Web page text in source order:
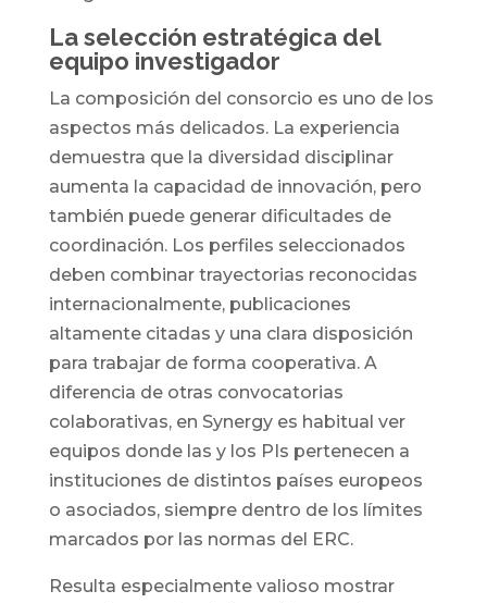
La selección estratégica del
equipo investigador
La composición del consorcio es uno de los
aspectos más delicados. La experiencia
demuestra que la diversidad disciplinar
aumenta la capacidad de innovación, pero
también puede generar dificultades de
coordinación. Los perfiles seleccionados
deben combinar trayectorias reconocidas
internacionalmente, publicaciones
altamente citadas y una clara disposición
para trabajar de forma cooperativa. A
diferencia de otras convocatorias
colaborativas, en Synergy es habitual ver
equipos donde las y los PIs pertenecen a
instituciones de distintos países europeos
o asociados, siempre dentro de los límites
marcados por las normas del ERC.
Resulta especialmente valioso mostrar